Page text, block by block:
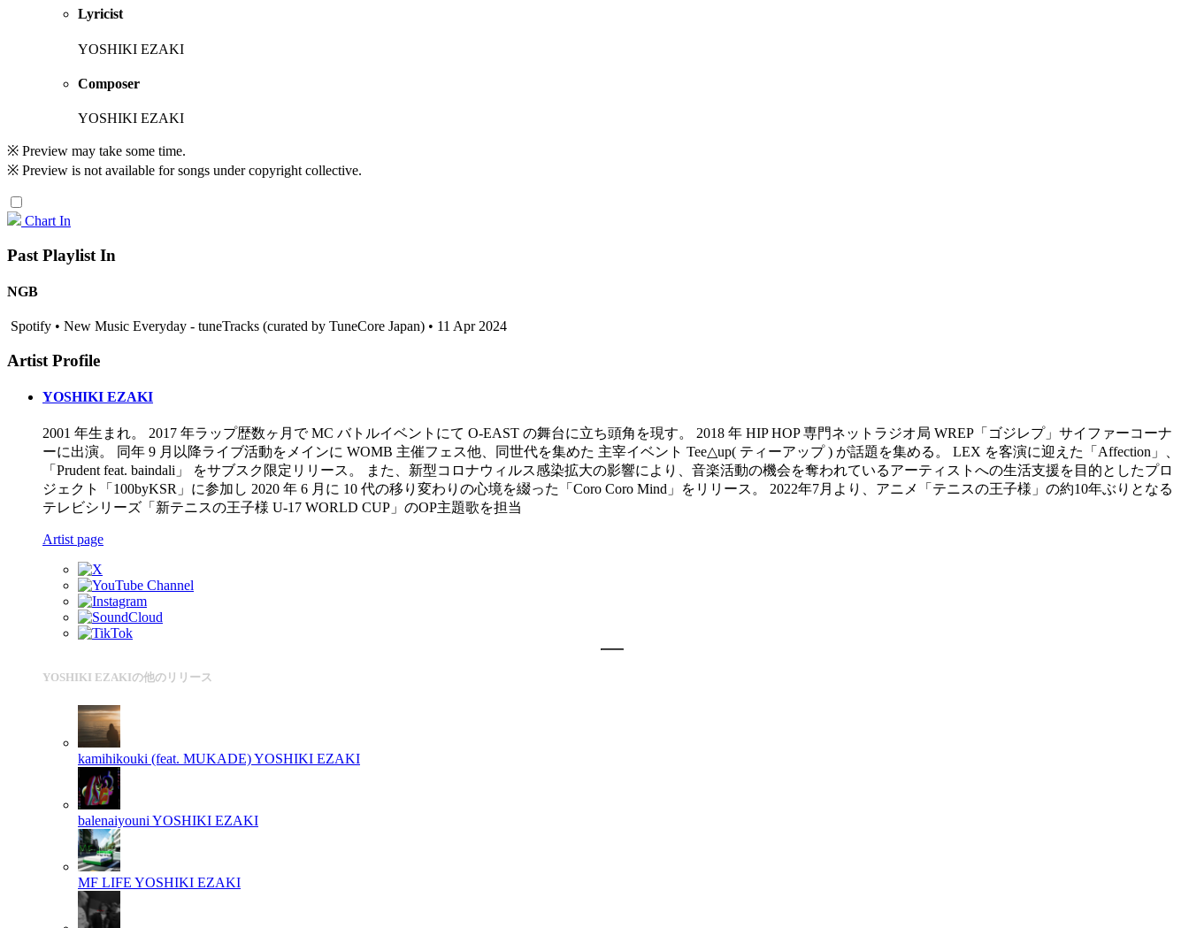
Lyricist
YOSHIKI EZAKI
Composer
YOSHIKI EZAKI
※ Preview may take some time.
※ Preview is not available for songs under copyright collective.
Chart In
Past Playlist In
NGB
Spotify • New Music Everyday - tuneTracks (curated by TuneCore Japan) • 11 Apr 2024
Artist Profile
YOSHIKI EZAKI
2001 年生まれ。 2017 年ラップ歴数ヶ月で MC バトルイベントにて O-EAST の舞台に立ち頭角を現す。 2018 年 HIP HOP 専門ネットラジオ局 WREP「ゴジレプ」サイファーコーナ
ーに出演。 同年 9 月以降ライブ活動をメインに WOMB 主催フェス他、同世代を集めた 主宰イベント Tee△up( ティーアップ ) が話題を集める。 LEX を客演に迎えた「Affection」、
「Prudent feat. baindali」 をサブスク限定リリース。 また、新型コロナウィルス感染拡大の影響により、音楽活動の機会を奪われているアーティストへの生活支援を目的としたプロ
ジェクト「100byKSR」に参加し 2020 年 6 月に 10 代の移り変わりの心境を綴った「Coro Coro Mind」をリリース。 2022年7月より、アニメ「テニスの王子様」の約10年ぶりとなる
テレビシリーズ「新テニスの王子様 U-17 WORLD CUP」のOP主題歌を担当
Artist page
YOSHIKI EZAKIの他のリリース
kamihikouki (feat. MUKADE)YOSHIKI EZAKI
balenaiyouni YOSHIKI EZAKI
MF LIFE YOSHIKI EZAKI